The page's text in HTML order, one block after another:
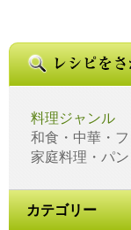
料理ジャンル
和食・中華・
家庭料理・パ
カテゴリー